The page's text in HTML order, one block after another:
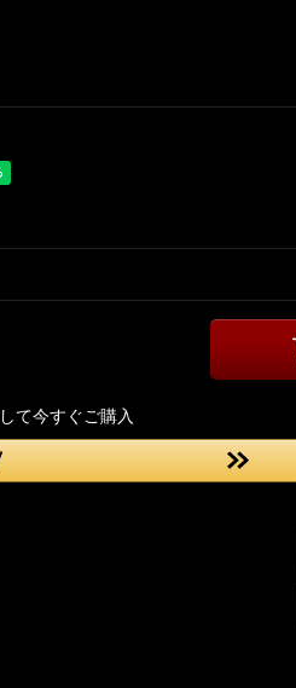
て今すぐご購入